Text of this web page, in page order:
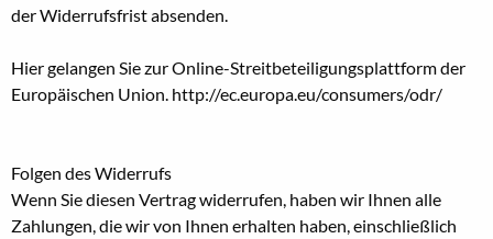
der Widerrufsfrist absenden.
Hier gelangen Sie zur Online-Streitbeteiligungsplattform der
Europäischen Union. http://ec.europa.eu/consumers/odr/
Folgen des Widerrufs
Wenn Sie diesen Vertrag widerrufen, haben wir Ihnen alle
Zahlungen, die wir von Ihnen erhalten haben, einschließlich